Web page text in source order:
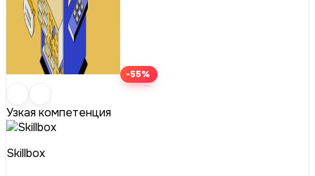
-55%
Узкая компетенция
Skillbox